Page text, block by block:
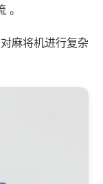
。
麻将机进行复杂